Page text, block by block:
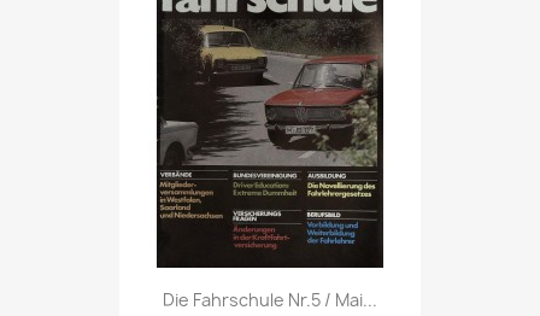
Vorschau
Die Fahrschule Nr.5 / Mai...